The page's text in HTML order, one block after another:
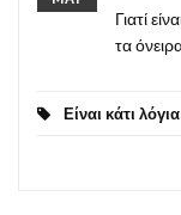
Γιατί
τα
Είναι κάτι λόγια